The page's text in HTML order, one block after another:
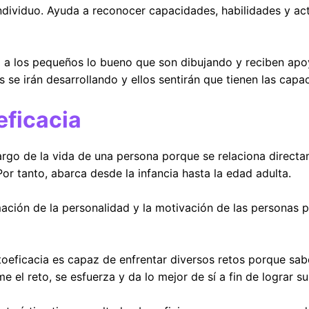
Ayuda a reconocer capacidades, habilidades y
los pequeños lo bueno que son dibujando y reciben
se irán desarrollando y ellos sentirán que tienen las
de la vida de una persona porque se relaciona
tanto, abarca desde la infancia hasta la edad adulta.
de la personalidad y la motivación de las personas
es capaz de enfrentar diversos retos porque
el reto, se esfuerza y da lo mejor de sí a fin de lograr